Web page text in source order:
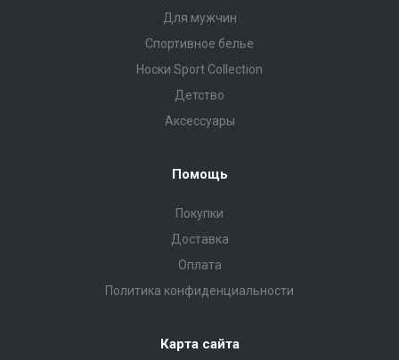
Для мужчин
Спортивное белье
Носки Sport Collection
Детство
Аксессуары
Помощь
Покупки
Доставка
Оплата
Политика конфиденциальности
Карта сайта